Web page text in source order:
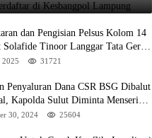
dan Pengisian Pelsus Kolom 14
Solafide Tinoor Langgar Tata Gereja
: Ini Perbuatan Melawan
2025 31721
Penyaluran Dana CSR BSG Dibalut
Kapolda Sulut Diminta Menseriusi
30, 2024 25604